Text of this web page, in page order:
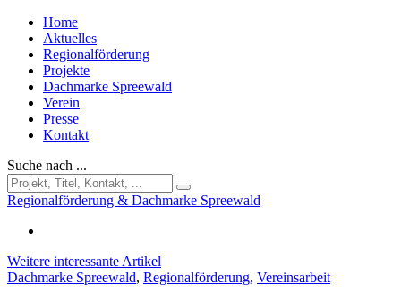
Home
Aktuelles
Regionalförderung
Projekte
Dachmarke Spreewald
Verein
Presse
Kontakt
Suche nach ...
Regionalförderung & Dachmarke Spreewald
Weitere interessante Artikel
Dachmarke Spreewald, Regionalförderung, Vereinsarbeit